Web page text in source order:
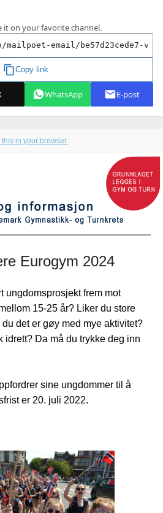
this in your browser.
Eurogym 2024
ungdomsprosjekt frem mot
15-25 år? Liker du store
det er gøy med mye aktivitet?
idrett? Da må du trykke deg inn
sine ungdommer til å
er 20. juli 2022.